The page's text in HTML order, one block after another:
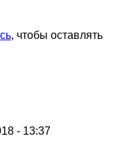
, чтобы оставлять
- 13:37